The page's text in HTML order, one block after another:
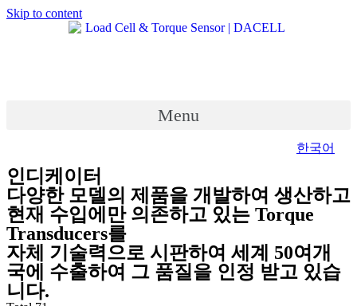
Skip to content
Menu
한국어
인디케이터
다양한 모델의 제품을 개발하여 생산하고
현재 수입에만 의존하고 있는 Torque
Transducers를
자체 기술력으로 시판하여 세계 50여개
국에 수출하여 그 품질을 인정 받고 있습
니다.